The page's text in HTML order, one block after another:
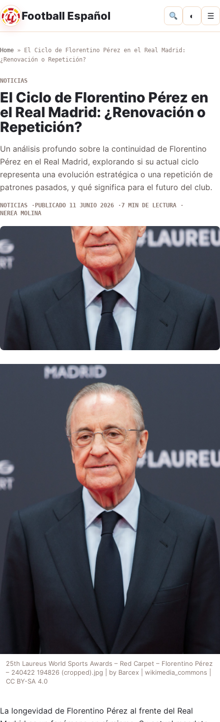
Football Español ◐ ☰
Home »
El Ciclo de Florentino Pérez en el Real Madrid:
¿Renovación o Repetición?
NOTICIAS
El Ciclo de Florentino Pérez en
el Real Madrid: ¿Renovación o
Repetición?
Un análisis profundo sobre la continuidad de Florentino
Pérez en el Real Madrid, explorando si su actual ciclo
representa una evolución estratégica o una repetición de
patrones pasados, y qué significa para el futuro del club.
NOTICIAS PUBLICADO 11 JUNIO 2026
7 MIN DE LECTURA
NEREA MOLINA
25th Laureus World Sports Awards – Red Carpet – Florentino Pérez
– 240422 194826 (cropped).jpg | by Barcex | wikimedia_commons |
CC BY-SA 4.0
La longevidad de Florentino Pérez al frente del Real